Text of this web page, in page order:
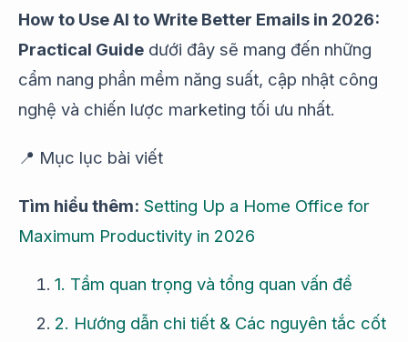
How to Use AI to Write Better Emails in 2026:
Practical Guide dưới đây sẽ mang đến những
cẩm nang phần mềm năng suất, cập nhật công
nghệ và chiến lược marketing tối ưu nhất.
📍 Mục lục bài viết
Tìm hiểu thêm: Setting Up a Home Office for
Maximum Productivity in 2026
1. Tầm quan trọng và tổng quan vấn đề
2. Hướng dẫn chi tiết & Các nguyên tắc cốt